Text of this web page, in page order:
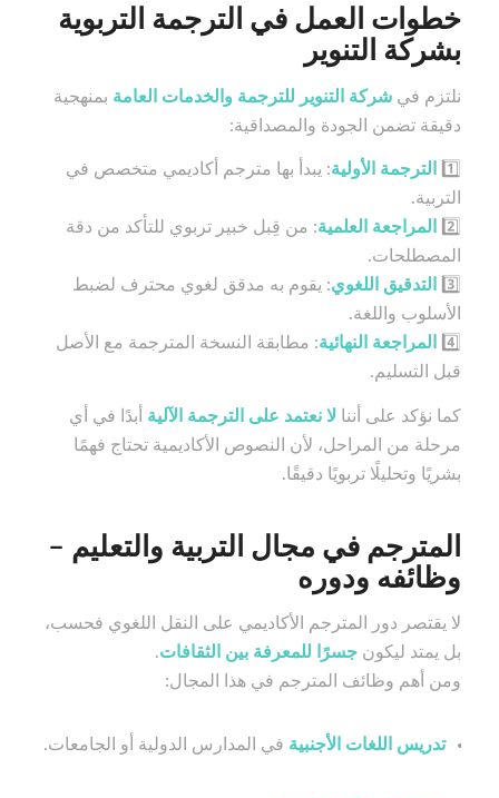
خطوات العمل في الترجمة التربوية
بشركة التنوير
نلتزم في شركة التنوير للترجمة والخدمات العامة بمنهجية
دقيقة تضمن الجودة والمصداقية:
1️⃣ الترجمة الأولية: يبدأ بها مترجم أكاديمي متخصص في
التربية.
2️⃣
المراجعة العلمية: من قِبل خبير تربوي للتأكد من دقة
المصطلحات.
3️⃣
التدقيق اللغوي: يقوم به مدقق لغوي محترف لضبط
الأسلوب واللغة.
4️⃣
المراجعة النهائية: مطابقة النسخة المترجمة مع الأصل
قبل التسليم.
كما نؤكد على أننا لا نعتمد على الترجمة الآلية أبدًا في أي
مرحلة من المراحل، لأن النصوص الأكاديمية تحتاج فهمًا
بشريًا وتحليلًا تربويًا دقيقًا.
المترجم في مجال التربية والتعليم –
وظائفه ودوره
لا يقتصر دور المترجم الأكاديمي على النقل اللغوي فحسب،
بل يمتد ليكون جسرًا للمعرفة بين الثقافات.
ومن أهم وظائف المترجم في هذا المجال:
تدريس اللغات الأجنبية في المدارس الدولية أو الجامعات.